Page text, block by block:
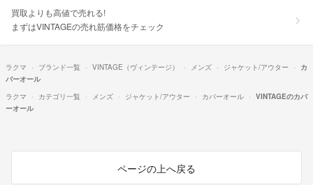
買取よりも高値で売れる!
まずはVINTAGEの売れ筋価格をチェック
ラクマ ブランド一覧 VINTAGE（ヴィンテージ） メンズ ジャケット/アウター
カ
バーオール
ラクマ
カテゴリ一覧 メンズ ジャケット/アウター カバーオール
VINTAGEのカバ
ーオール
ページの上へ戻る